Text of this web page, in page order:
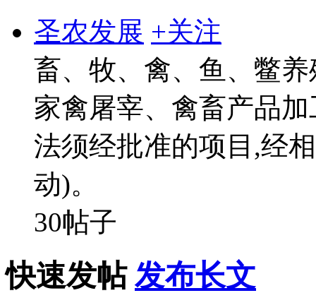
圣农发展 +关注
畜、牧、禽、鱼、鳖
家禽屠宰、禽畜产品
法须经批准的项目,经
动)。
30帖子
快速发帖 发布长文